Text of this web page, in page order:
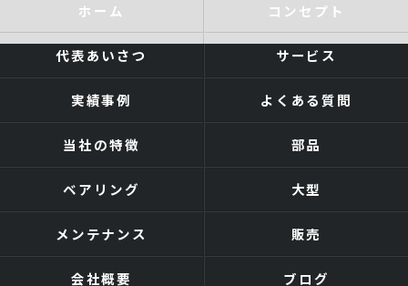
ホーム コンセプト
代表あいさつ サービス
実績事例 よくある質問
当社の特徴 部品
ベアリング 大型
メンテナンス 販売
会社概要 ブログ